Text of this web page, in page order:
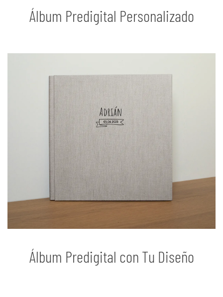
Álbum Predigital Personalizado
Álbum Predigital con Tu Diseño